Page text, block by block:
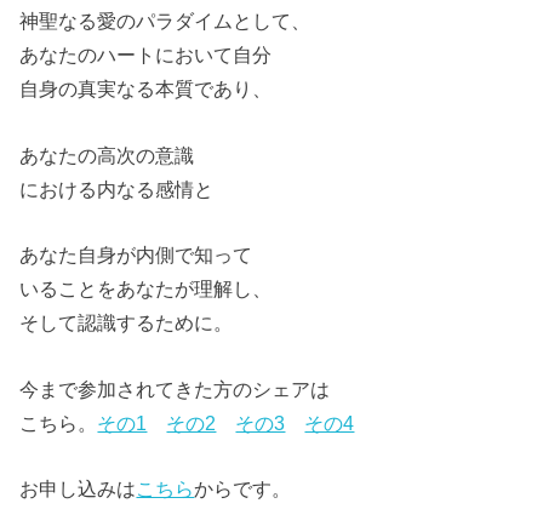
神聖なる愛のパラダイムとして、
あなたのハートにおいて自分
自身の真実なる本質であり、
あなたの高次の意識
における内なる感情と
あなた自身が内側で知って
いることをあなたが理解し、
そして認識するために。
今まで参加されてきた方のシェアは
こちら。 その1 その2 その3 その4
お申し込みはこちらからです。